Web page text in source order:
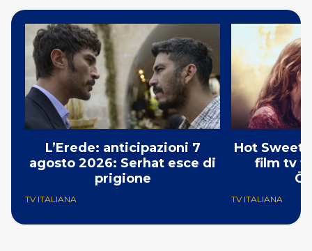
L’Erede: anticipazioni 7
agosto 2026: Serhat esce di
prigione
TV ITALIANA
Hot Sweet
film tv
TV ITALIANA